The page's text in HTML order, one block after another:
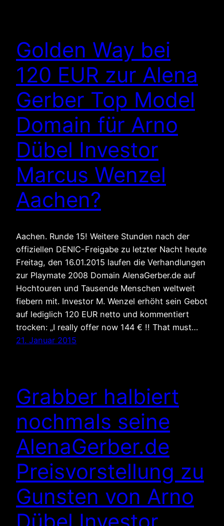
Golden Way bei
120 EUR zur Alena
Gerber Top Model
Domain für Arno
Dübel Investor
Marcus Wenzel
Aachen?
Aachen. Runde 15! Weitere Stunden nach der
offiziellen DENIC-Freigabe zu letzter Nacht heute
Freitag, den 16.01.2015 laufen die Verhandlungen
zur Playmate 2008 Domain AlenaGerber.de auf
Hochtouren und Tausende Menschen weltweit
fiebern mit. Investor M. Wenzel erhöht sein Gebot
auf lediglich 120 EUR netto und kommentiert
trocken: „I really offer now 144 € !! That must…
21. Januar 2015
Grabber halbiert
nochmals seine
AlenaGerber.de
Preisvorstellung zu
Gunsten von Arno